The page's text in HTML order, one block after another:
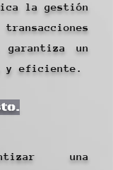
la gestión
un
y eficiente.
una